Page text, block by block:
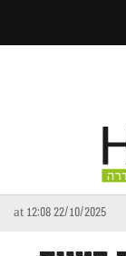
22/10/2025 at 12:08